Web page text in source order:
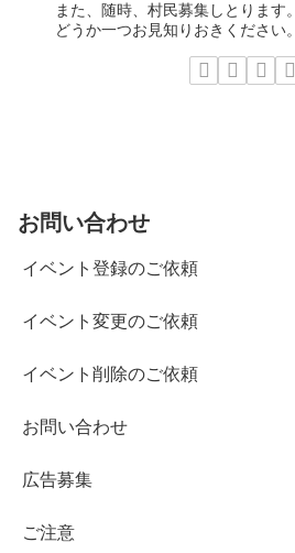
また、随時、村民募集しとります。
どうか一つお見知りおきください。
お問い合わせ
イベント登録のご依頼
イベント変更のご依頼
イベント削除のご依頼
お問い合わせ
広告募集
ご注意